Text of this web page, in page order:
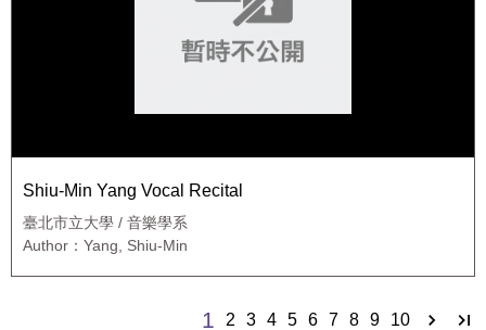
Shiu-Min Yang Vocal Recital
臺北市立大學 / 音樂學系
Author：Yang, Shiu-Min
1 2 3 4 5 6 7 8 9 10